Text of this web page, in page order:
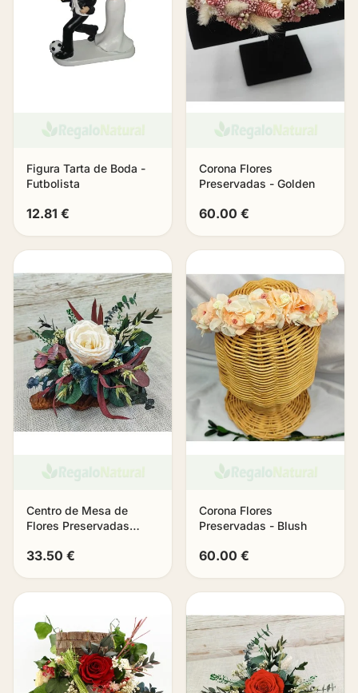
Figura Tarta de Boda -
Futbolista
12.81 €
Corona Flores
Preservadas - Golden
60.00 €
Centro de Mesa de
Flores Preservadas
33.50 €
Corona Flores
Preservadas - Blush
60.00 €